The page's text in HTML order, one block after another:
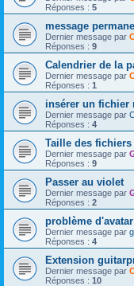
Réponses : 5
message
Dernier message par
Réponses : 9
Calendrier de la
Dernier message par
Réponses : 1
insérer un fichier
Dernier message par
Réponses : 4
Taille des fichiers
Dernier message par
Réponses : 9
Passer au violet
Dernier message par
Réponses : 2
problème d'avatar
Dernier message par
Réponses : 4
Extension
Dernier message par
Réponses : 10